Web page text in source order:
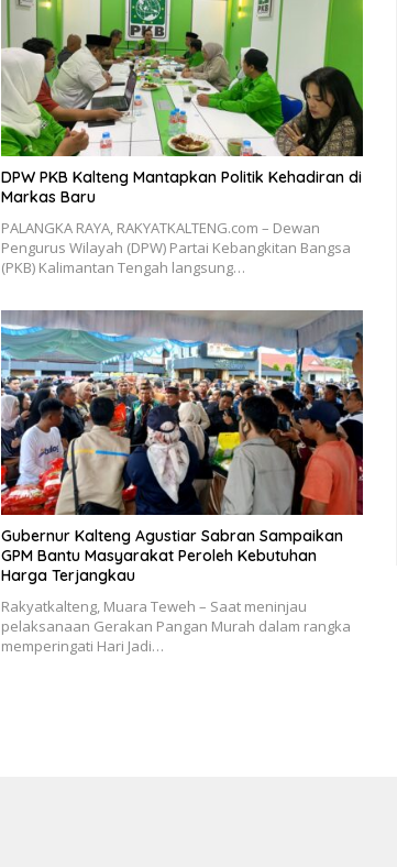
DPW PKB Kalteng Mantapkan Politik Kehadiran di
Markas Baru
PALANGKA RAYA, RAKYATKALTENG.com – Dewan
Pengurus Wilayah (DPW) Partai Kebangkitan Bangsa
(PKB) Kalimantan Tengah langsung…
Gubernur Kalteng Agustiar Sabran Sampaikan
GPM Bantu Masyarakat Peroleh Kebutuhan
Harga Terjangkau
Rakyatkalteng, Muara Teweh – Saat meninjau
pelaksanaan Gerakan Pangan Murah dalam rangka
memperingati Hari Jadi…